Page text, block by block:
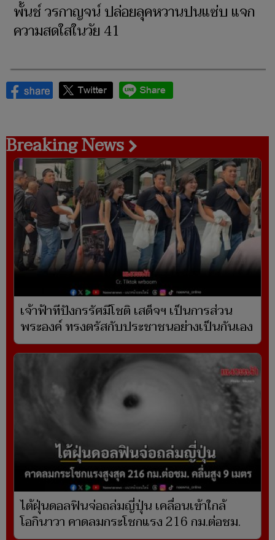
พั้นช์ วรกาญจน์ ปล่อยลุคหวานปนแซ่บ แจก
ความสดใสในวัย 41
Breaking News
เจ้าฟ้าทีปังกรรัศมีโชติ เสด็จฯ เป็นการส่วน
พระองค์ ทรงตรัสกับประชาชนอย่างเป็นกันเอง
ไต้ฝุ่นดอลฟินจ่อถล่มญี่ปุ่น เคลื่อนเข้าใกล้
โอกินาวา คาดลมกระโชกแรง 216 กม.ต่อชม.